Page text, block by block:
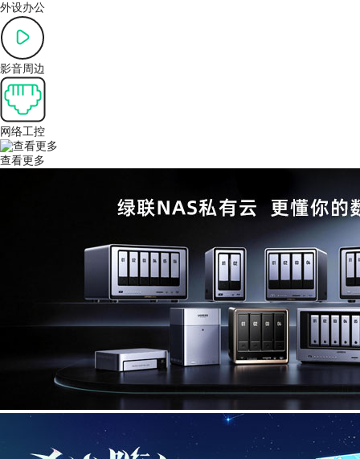
外设办公
影音周边
网络工控
查看更多